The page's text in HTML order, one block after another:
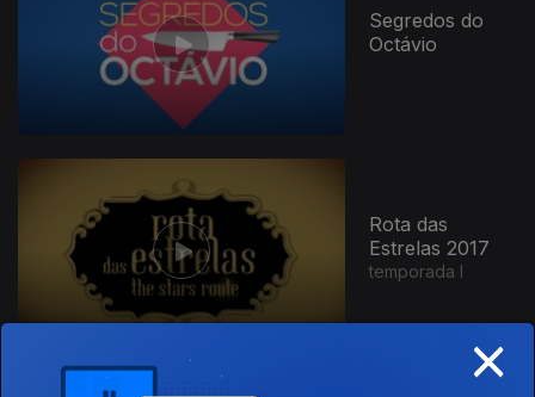
Segredos do
Octávio
Rota das
Estrelas 2017
temporada I
×